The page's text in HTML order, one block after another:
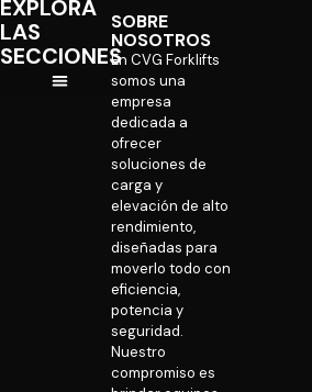
EXPLORA
LAS
SECCIONES
SOBRE
NOSOTROS
En CVG Forklifts
somos una
empresa
dedicada a
ofrecer
soluciones de
carga y
elevación de alto
rendimiento,
diseñadas para
moverlo todo con
eficiencia,
potencia y
seguridad.
Nuestro
compromiso es